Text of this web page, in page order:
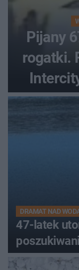
Pijany
rogatki.
DRAMAT NAD
47-latek